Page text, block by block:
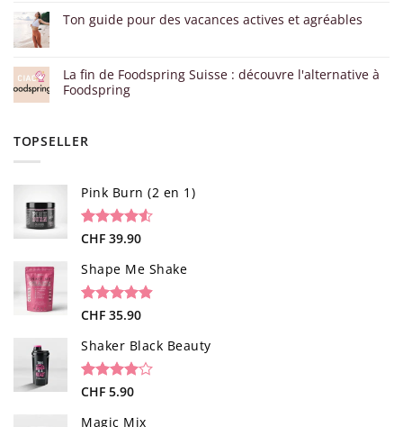
Ton guide pour des vacances actives et agréables
La fin de Foodspring Suisse : découvre l'alternative à
Foodspring
TOPSELLER
Pink Burn (2 en 1)
Noté4.52
sur
96
notations
client
CHF 39.90
Shape Me Shake
Noté4.85
sur
40
client
CHF 35.90
Shaker Black Beauty
Noté
5 basé
1
CHF 5.90
Magic Mix